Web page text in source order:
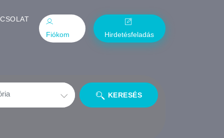
Fiókom
Hirdetésfeladás
KERESÉS